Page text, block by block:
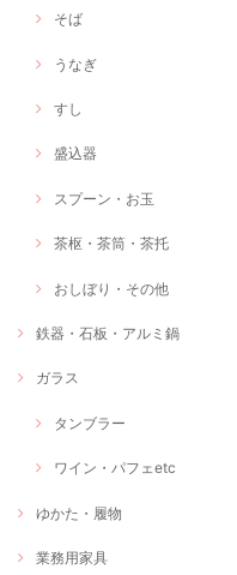
そば
うなぎ
すし
盛込器
スプーン・お玉
茶枢・茶筒・茶托
おしぼり・その他
鉄器・石板・アルミ鍋
ガラス
タンブラー
ワイン・パフェetc
ゆかた・履物
業務用家具